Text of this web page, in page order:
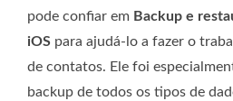
pode confiar em Backup e
iOS para ajudá-lo a fazer o
de contatos. Ele foi
backup de todos os tipos de